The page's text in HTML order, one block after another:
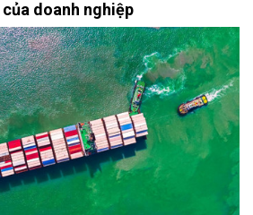
doanh nghiệp